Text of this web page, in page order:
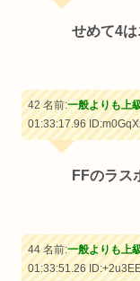
せめて4
42 名前:一般よりも上
01:33:17.96
FFのラス
44 名前:一般よりも上
01:33:51.26